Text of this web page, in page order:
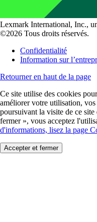
Lexmark International, Inc.,
©2026 Tous droits réservés.
Confidentialité
Information sur
Retourner en haut de la page
Ce site utilise des cookies
améliorer votre utilisation,
poursuivant la visite de ce
fermer », vous acceptez
d'informations, lisez la page
Accepter et fermer